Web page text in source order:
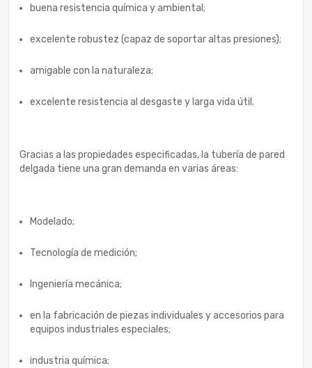
buena resistencia química y ambiental;
excelente robustez (capaz de soportar altas presiones);
amigable con la naturaleza;
excelente resistencia al desgaste y larga vida útil.
Gracias a las propiedades especificadas, la tubería de pared
delgada tiene una gran demanda en varias áreas:
Modelado;
Tecnología de medición;
Ingeniería mecánica;
en la fabricación de piezas individuales y accesorios para
equipos industriales especiales;
industria química;